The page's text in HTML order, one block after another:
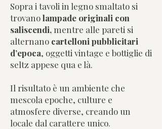
Sopra i tavoli in legno smaltato si
trovanolampade originali con
saliscendi,mentre alle pareti si
alternano cartelloni pubblicitari
d’epoca, oggetti vintage e bottiglie di
seltz appese qua e là.
Il risultato è un ambiente che
mescola epoche, culture e
atmosfere diverse, creando un
locale dal carattere unico.